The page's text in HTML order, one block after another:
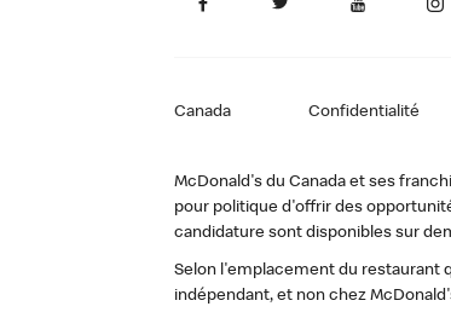
Canada Confidentialité
McDonald's du Canada et ses
pour politique d'offrir des
candidature sont disponibles sur
Selon l'emplacement du restaurant
indépendant, et non chez